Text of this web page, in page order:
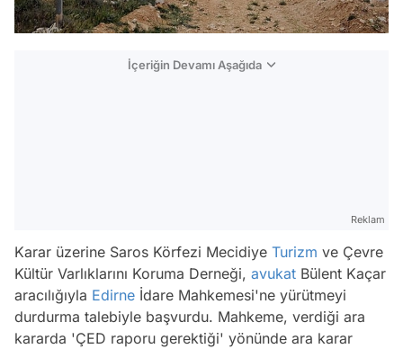
İçeriğin Devamı Aşağıda
Reklam
Karar üzerine Saros Körfezi Mecidiye Turizm ve Çevre
Kültür Varlıklarını Koruma Derneği, avukat Bülent Kaçar
aracılığıyla Edirne İdare Mahkemesi'ne yürütmeyi
durdurma talebiyle başvurdu. Mahkeme, verdiği ara
kararda 'ÇED raporu gerektiği' yönünde ara karar